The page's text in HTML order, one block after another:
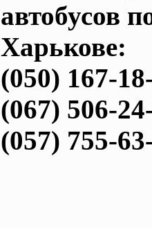
автобусов
Харькове:
(050) 167-
(067) 506-
(057) 755-